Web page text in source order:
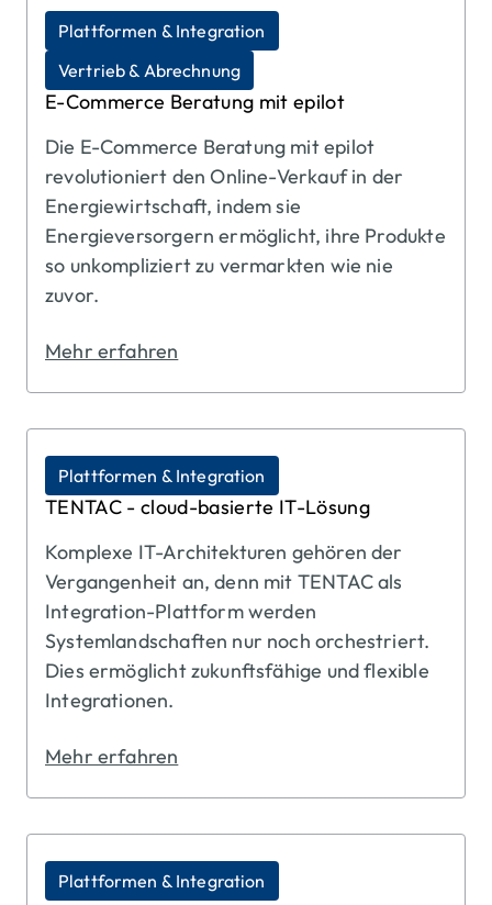
E-Commerce Beratung mit epilot
Die E-Commerce Beratung mit epilot
revolutioniert den Online-Verkauf in der
Energiewirtschaft, indem sie
Energieversorgern ermöglicht, ihre Produkte
so unkompliziert zu vermarkten wie nie
zuvor.
Mehr erfahren
Plattformen & Integration
Vertrieb & Abrechnung
TENTAC - cloud-basierte IT-Lösung
Komplexe IT-Architekturen gehören der
Vergangenheit an, denn mit TENTAC als
Integration-Plattform werden
Systemlandschaften nur noch orchestriert.
Dies ermöglicht zukunftsfähige und flexible
Integrationen.
Mehr erfahren
Plattformen & Integration
Plattformen & Integration